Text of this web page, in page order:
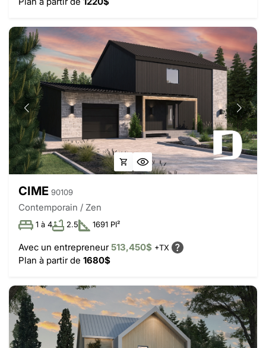
CIME 90109
Contemporain / Zen
1 à 4 2.5 1691 PI²
Avec un entrepreneur513,450$ +TX
Plan à partir de 1680$